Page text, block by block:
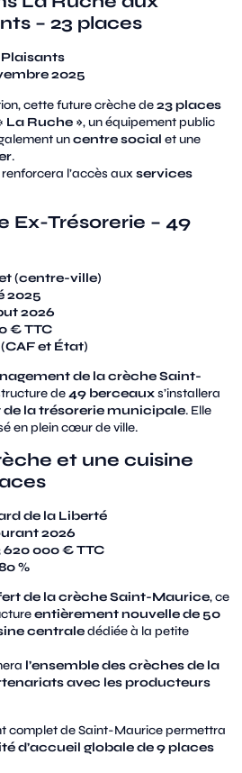
– 23 places
2025
cette future crèche de23 places
La Ruche », un équipement public
uncentre social et une
.
renforcera l’accès auxservices
Ex-Trésorerie – 49
(centre-ville)
2025
2026
€ TTC
et État)
de la crèche Saint-
de49 berceauxs’installera
de la trésorerie municipale. Elle
en plein cœur de ville.
et une cuisine
de la Liberté
2026
620 000 € TTC
%
de la crèche Saint-Maurice, ce
entièrement nouvelle de 50
centraledédiée à la petite
l’ensemble des crèches de la
avec les producteurs
complet de Saint-Maurice permettra
d’accueil globale de 9 places